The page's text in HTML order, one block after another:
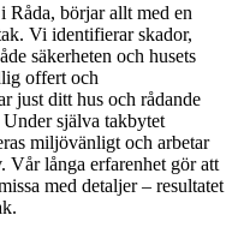
Råda, börjar allt med en
Vi identifierar skador,
säkerheten och husets
offert och
just ditt hus och rådande
själva takbytet
miljövänligt och arbetar
Vår långa erfarenhet gör att
med detaljer – resultatet